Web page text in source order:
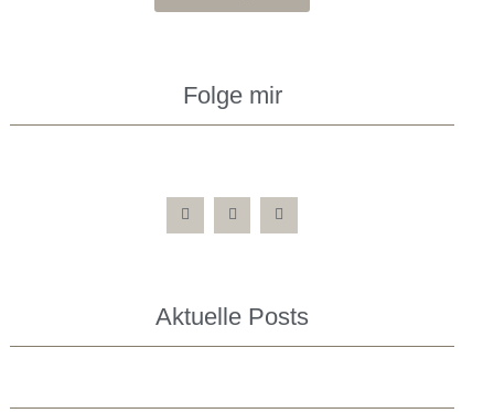
Folge mir
Aktuelle Posts